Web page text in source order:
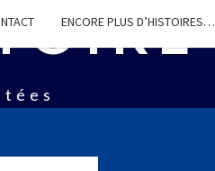
ENCORE PLUS D’HISTOIRES…